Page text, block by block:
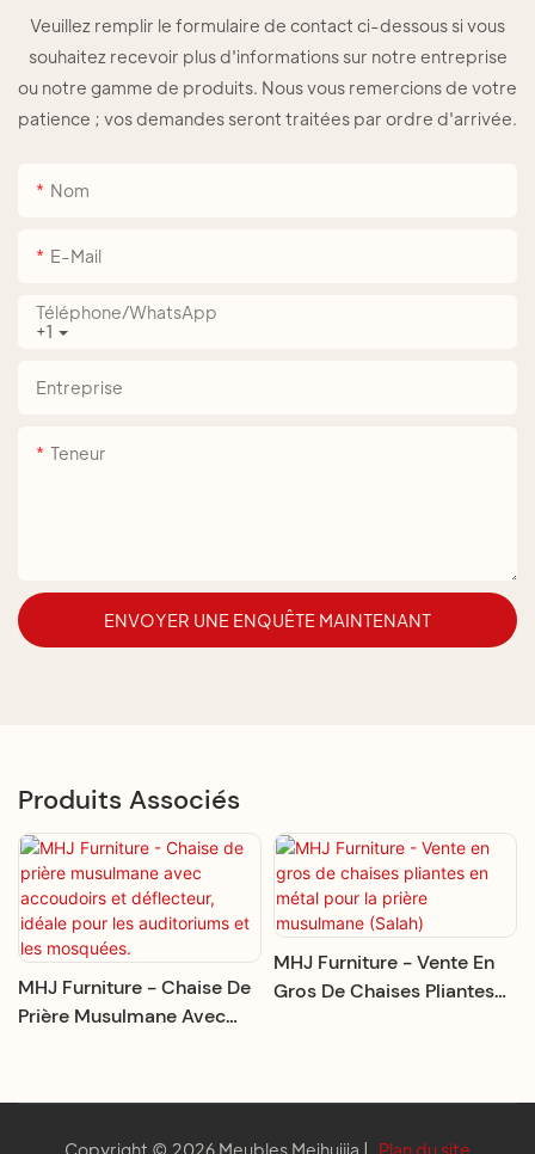
Veuillez remplir le formulaire de contact ci-dessous si vous
souhaitez recevoir plus d'informations sur notre entreprise
ou notre gamme de produits. Nous vous remercions de votre
patience ; vos demandes seront traitées par ordre d'arrivée.
Nom
E-Mail
+1
Téléphone/WhatsApp
Entreprise
Teneur
ENVOYER UNE ENQUÊTE MAINTENANT
Produits Associés
MHJ Furniture - Chaise De
Prière Musulmane Avec
Auditoriums Et Les
MHJ Furniture - Vente En
Gros De Chaises Pliantes
Copyright © 2026 Meubles Meihuijia | Plan du site